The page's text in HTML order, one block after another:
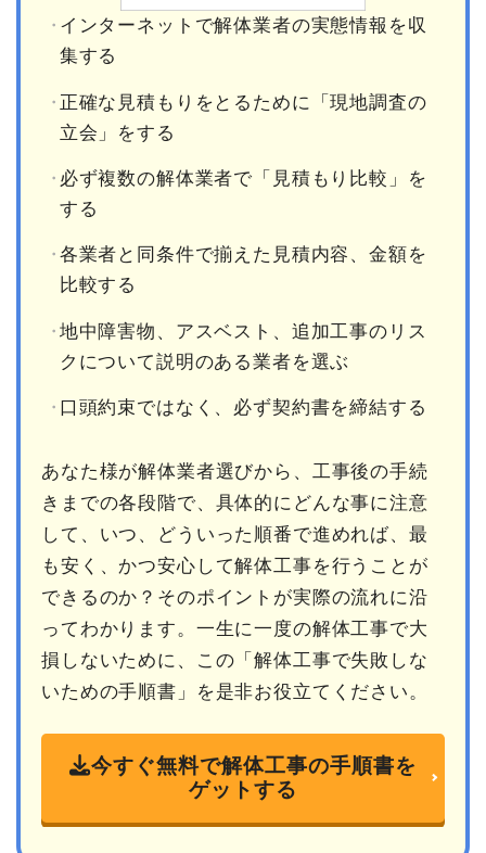
インターネットで解体業者の実態情報を収
集する
正確な見積もりをとるために「現地調査の
立会」をする
必ず複数の解体業者で「見積もり比較」を
する
各業者と同条件で揃えた見積内容、金額を
比較する
地中障害物、アスベスト、追加工事のリス
クについて説明のある業者を選ぶ
口頭約束ではなく、必ず契約書を締結する
あなた様が解体業者選びから、工事後の手続
きまでの各段階で、具体的にどんな事に注意
して、いつ、どういった順番で進めれば、最
も安く、かつ安心して解体工事を行うことが
できるのか？そのポイントが実際の流れに沿
ってわかります。一生に一度の解体工事で大
損しないために、この「解体工事で失敗しな
いための手順書」を是非お役立てください。
今すぐ無料で解体工事の手順書を
ゲットする